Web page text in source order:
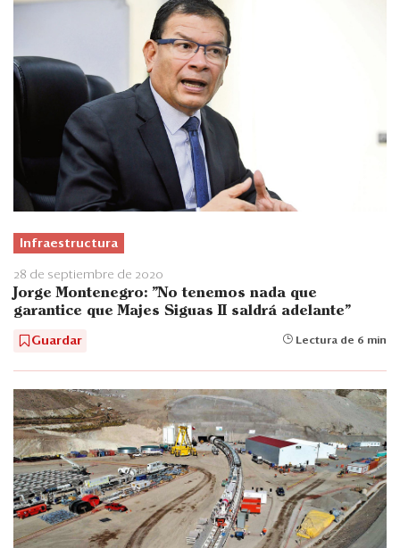
Infraestructura
28 de septiembre de 2020
Jorge Montenegro: "No tenemos nada que
garantice que Majes Siguas II saldrá adelante"
Guardar Lectura de 6 min